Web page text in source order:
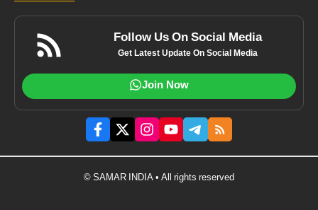
Follow Us On Social Media
Get Latest Update On Social Media
Join Now
© SAMAR INDIA • All rights reserved